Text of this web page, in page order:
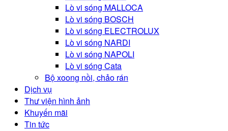
Lò vi sóng MALLOCA
Lò vi sóng BOSCH
Lò vi sóng ELECTROLUX
Lò vi sóng NARDI
Lò vi sóng NAPOLI
Lò vi sóng Cata
Bộ xoong nồi, chảo rán
Dịch vụ
Thư viện hình ảnh
Khuyến mãi
Tin tức